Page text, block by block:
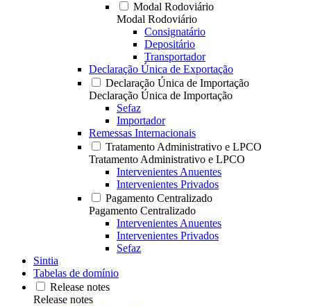
Modal Rodoviário
Modal Rodoviário
Consignatário
Depositário
Transportador
Declaração Única de Exportação
Declaração Única de Importação
Declaração Única de Importação
Sefaz
Importador
Remessas Internacionais
Tratamento Administrativo e LPCO
Tratamento Administrativo e LPCO
Intervenientes Anuentes
Intervenientes Privados
Pagamento Centralizado
Pagamento Centralizado
Intervenientes Anuentes
Intervenientes Privados
Sefaz
Sintia
Tabelas de domínio
Release notes
Release notes